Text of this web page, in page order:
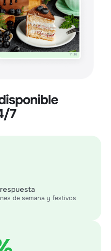
7
de semana y festivos